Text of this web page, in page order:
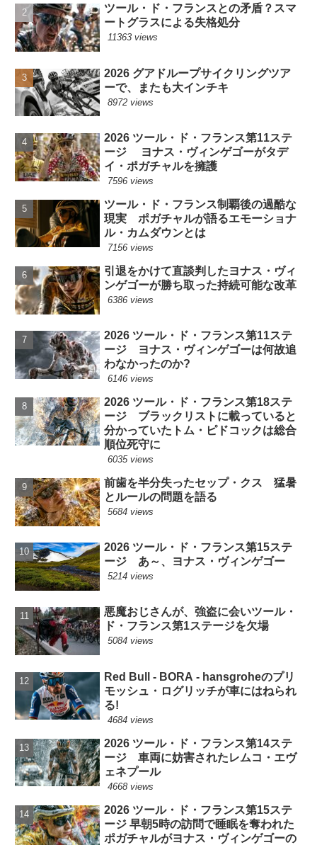
ツール・ド・フランスとの矛盾？スマ
ートグラスによる失格処分
11363 views
2026 グアドループサイクリングツア
ーで、またも大インチキ
8972 views
2026 ツール・ド・フランス第11ステ
ージ ヨナス・ヴィンゲゴーがタデ
イ・ポガチャルを擁護
7596 views
ツール・ド・フランス制覇後の過酷な
現実 ポガチャルが語るエモーショナ
ル・カムダウンとは
7156 views
引退をかけて直談判したヨナス・ヴィ
ンゲゴーが勝ち取った持続可能な改革
6386 views
2026 ツール・ド・フランス第11ステ
ージ ヨナス・ヴィンゲゴーは何故追
わなかったのか?
6146 views
2026 ツール・ド・フランス第18ステ
ージ ブラックリストに載っていると
分かっていたトム・ピドコックは総合
順位死守に
6035 views
前歯を半分失ったセップ・クス 猛暑
とルールの問題を語る
5684 views
2026 ツール・ド・フランス第15ステ
ージ あ～、ヨナス・ヴィンゲゴー
5214 views
悪魔おじさんが、強盗に会いツール・
ド・フランス第1ステージを欠場
5084 views
Red Bull - BORA - hansgroheのプリ
モッシュ・ログリッチが車にはねられ
る!
4684 views
2026 ツール・ド・フランス第14ステ
ージ 車両に妨害されたレムコ・エヴ
ェネプール
4668 views
2026 ツール・ド・フランス第15ステ
ージ 早朝5時の訪問で睡眠を奪われた
ポガチャルがヨナス・ヴィンゲゴーの